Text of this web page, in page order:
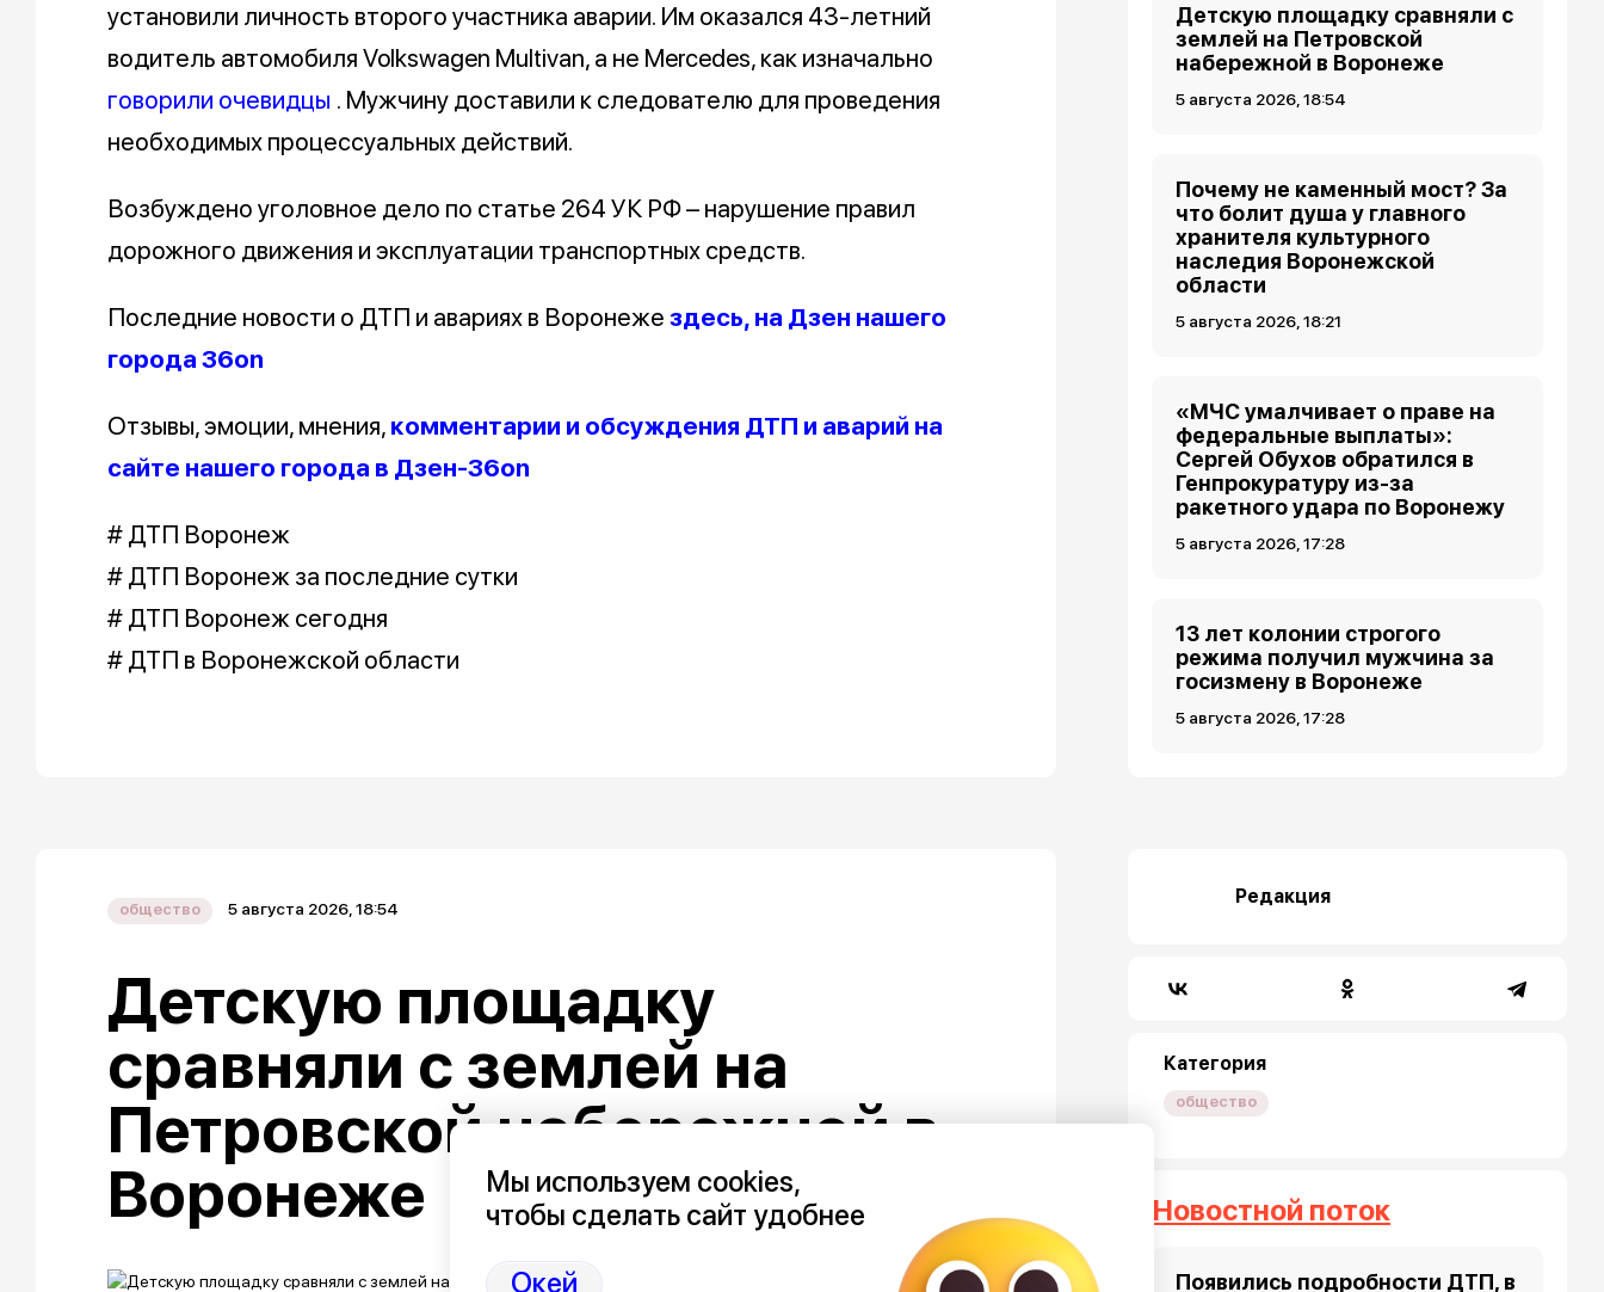
установили личность второго участника аварии. Им оказался 43-летний
водитель автомобиля Volkswagen Multivan, а не Mercedes, как изначально
говорили очевидцы . Мужчину доставили к следователю для проведения
необходимых процессуальных действий.
Возбуждено уголовное дело по статье 264 УК РФ – нарушение правил
дорожного движения и эксплуатации транспортных средств.
Последние новости о ДТП и авариях в Воронеже здесь, на Дзен нашего
города 36on
Отзывы, эмоции, мнения, комментарии и обсуждения ДТП и аварий на
сайте нашего города в Дзен-36on
# ДТП Воронеж
# ДТП Воронеж за последние сутки
# ДТП Воронеж сегодня
# ДТП в Воронежской области
Детскую площадку сравняли с
землей на Петровской
набережной в Воронеже
5 августа 2026, 18:54
Почему не каменный мост? За
что болит душа у главного
хранителя культурного
наследия Воронежской
области
5 августа 2026, 18:21
«МЧС умалчивает о праве на
федеральные выплаты»:
Сергей Обухов обратился в
Генпрокуратуру из-за
ракетного удара по Воронежу
5 августа 2026, 17:28
13 лет колонии строгого
режима получил мужчина за
госизмену в Воронеже
5 августа 2026, 17:28
общество 5 августа 2026, 18:54
Детскую площадку
сравняли с землей на
Петровской набережной в
Воронеже
Редакция
Категория
общество
Новостной поток
Появились подробности ДТП, в
Мы используем cookies,
чтобы сделать сайт удобнее
Окей